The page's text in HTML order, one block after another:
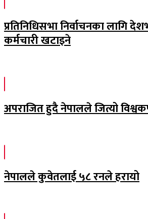
प्रतिनिधिसभा निर्वाचनका लागि
कर्मचारी खटाइने
अपराजित हुदै नेपालले जित्यो
नेपालले कुवेतलाई ५८ रनले हरायो